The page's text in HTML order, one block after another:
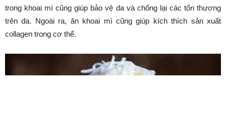
trong khoai mì cũng giúp bảo vệ da và chống lại các tổn thương
trên da. Ngoài ra, ăn khoai mì cũng giúp kích thích sản xuất
collagen trong cơ thể.